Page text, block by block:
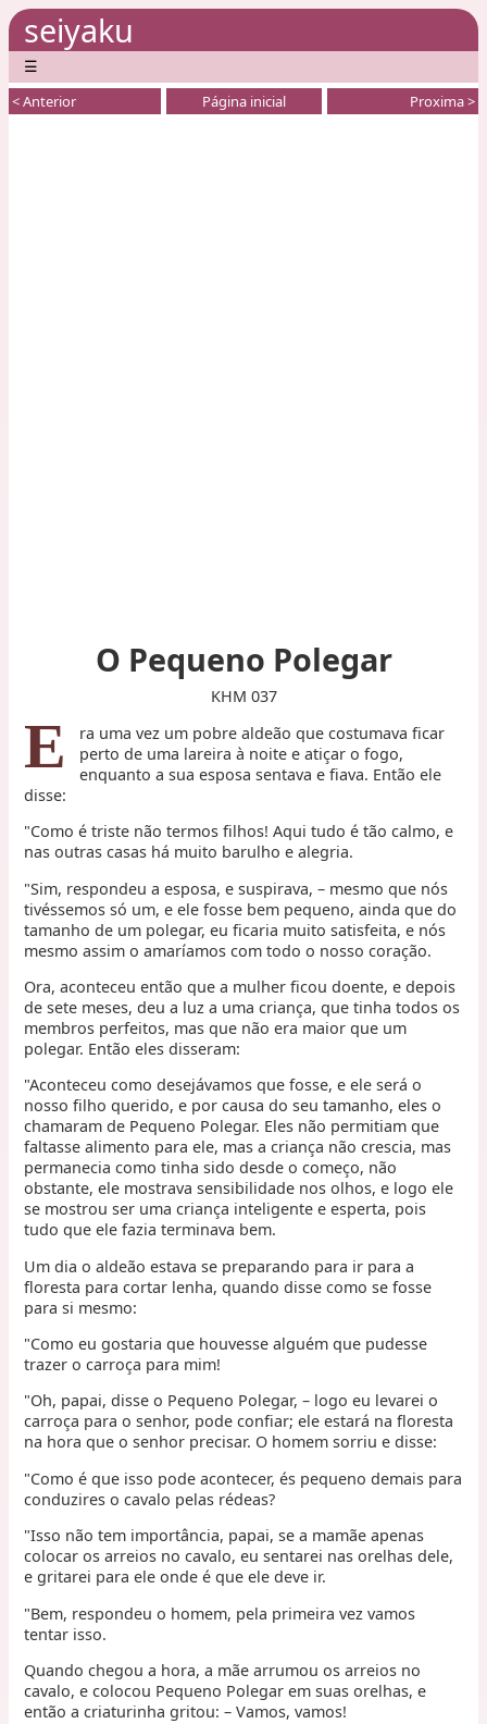
seiyaku
☰
< Anterior Página inicial Proxima >
O Pequeno Polegar
KHM 037
E
ra uma vez um pobre aldeão que costumava ficar
perto de uma lareira à noite e atiçar o fogo,
enquanto a sua esposa sentava e fiava. Então ele
disse:
"Como é triste não termos filhos! Aqui tudo é tão calmo, e
nas outras casas há muito barulho e alegria.
"Sim, respondeu a esposa, e suspirava, – mesmo que nós
tivéssemos só um, e ele fosse bem pequeno, ainda que do
tamanho de um polegar, eu ficaria muito satisfeita, e nós
mesmo assim o amaríamos com todo o nosso coração.
Ora, aconteceu então que a mulher ficou doente, e depois
de sete meses, deu a luz a uma criança, que tinha todos os
membros perfeitos, mas que não era maior que um
polegar. Então eles disseram:
"Aconteceu como desejávamos que fosse, e ele será o
nosso filho querido, e por causa do seu tamanho, eles o
chamaram de Pequeno Polegar. Eles não permitiam que
faltasse alimento para ele, mas a criança não crescia, mas
permanecia como tinha sido desde o começo, não
obstante, ele mostrava sensibilidade nos olhos, e logo ele
se mostrou ser uma criança inteligente e esperta, pois
tudo que ele fazia terminava bem.
Um dia o aldeão estava se preparando para ir para a
floresta para cortar lenha, quando disse como se fosse
para si mesmo:
"Como eu gostaria que houvesse alguém que pudesse
trazer o carroça para mim!
"Oh, papai, disse o Pequeno Polegar, – logo eu levarei o
carroça para o senhor, pode confiar; ele estará na floresta
na hora que o senhor precisar. O homem sorriu e disse:
"Como é que isso pode acontecer, és pequeno demais para
conduzires o cavalo pelas rédeas?
"Isso não tem importância, papai, se a mamãe apenas
colocar os arreios no cavalo, eu sentarei nas orelhas dele,
e gritarei para ele onde é que ele deve ir.
"Bem, respondeu o homem, pela primeira vez vamos
tentar isso.
Quando chegou a hora, a mãe arrumou os arreios no
cavalo, e colocou Pequeno Polegar em suas orelhas, e
então a criaturinha gritou: – Vamos, vamos!